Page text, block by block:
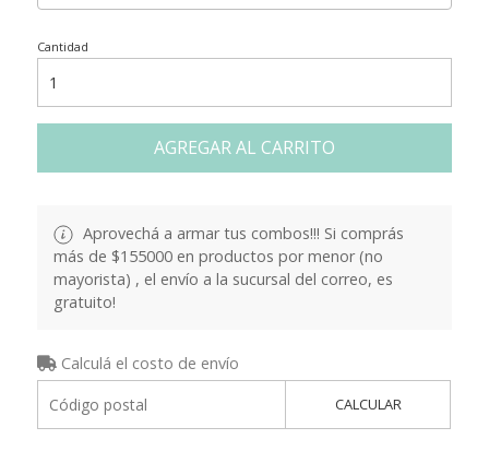
Cantidad
AGREGAR AL CARRITO
Aprovechá a armar tus combos!!! Si comprás
más de $155000 en productos por menor (no
mayorista) , el envío a la sucursal del correo, es
gratuito!
Calculá el costo de envío
CALCULAR